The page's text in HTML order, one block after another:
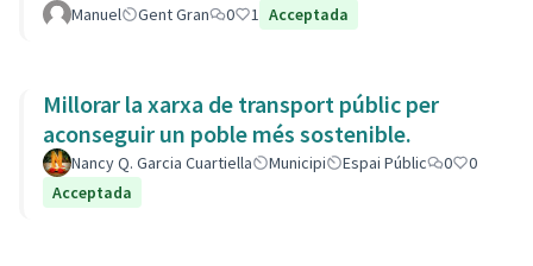
Manuel Gent Gran 0 1 Acceptada
Millorar la xarxa de transport públic per
aconseguir un poble més sostenible.
Nancy Q. Garcia Cuartiella Municipi Espai Públic 0
0
Acceptada